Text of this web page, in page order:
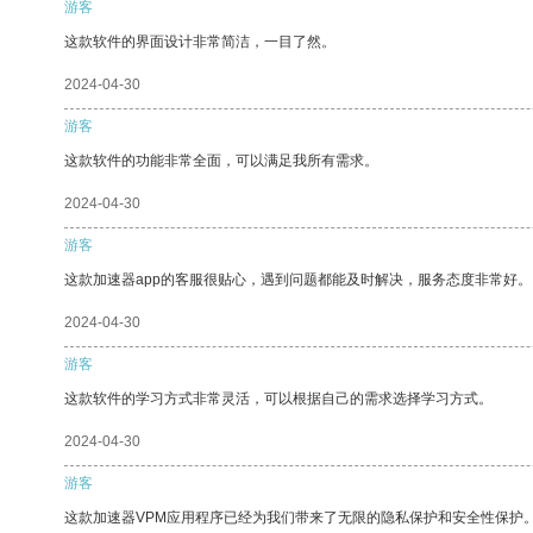
游客
这款软件的界面设计非常简洁，一目了然。
2024-04-30
游客
这款软件的功能非常全面，可以满足我所有需求。
2024-04-30
游客
这款加速器app的客服很贴心，遇到问题都能及时解决，服务态度非常好。
2024-04-30
游客
这款软件的学习方式非常灵活，可以根据自己的需求选择学习方式。
2024-04-30
游客
这款加速器VPM应用程序已经为我们带来了无限的隐私保护和安全性保护